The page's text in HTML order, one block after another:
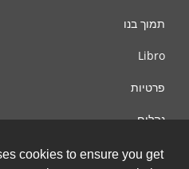
cookies to ensure you get
תמוך בנו
Libro
פרטיות
נהלים
צור קשר